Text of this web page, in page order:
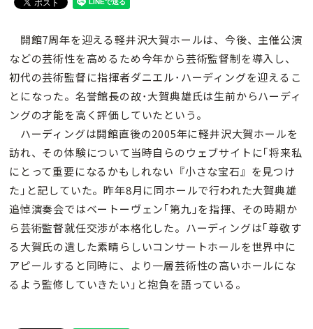
開館7周年を迎える軽井沢大賀ホールは、今後、主催公演
などの芸術性を高めるため今年から芸術監督制を導入し、
初代の芸術監督に指揮者ダニエル･ハーディングを迎えるこ
とになった。名誉館長の故･大賀典雄氏は生前からハーディ
ングの才能を高く評価していたという。
ハーディングは開館直後の2005年に軽井沢大賀ホールを
訪れ、その体験について当時自らのウェブサイトに｢将来私
にとって重要になるかもしれない『小さな宝石』を見つけ
た｣と記していた。昨年8月に同ホールで行われた大賀典雄
追悼演奏会ではベートーヴェン｢第九｣を指揮、その時期か
ら芸術監督就任交渉が本格化した。ハーディングは｢尊敬す
る大賀氏の遺した素晴らしいコンサートホールを世界中に
アピールすると同時に、より一層芸術性の高いホールにな
るよう監修していきたい｣と抱負を語っている。